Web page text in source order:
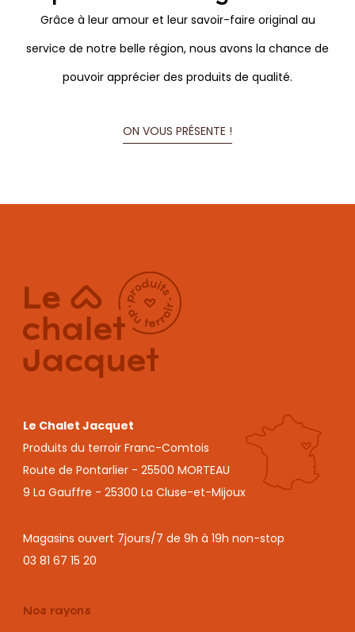
Grâce à leur amour et leur savoir-faire original au
service de notre belle région, nous avons la chance de
pouvoir apprécier des produits de qualité.
ON VOUS PRÉSENTE !
Le Chalet Jacquet
Produits du terroir Franc-Comtois
Route de Pontarlier - 25500 MORTEAU
9 La Gauffre - 25300 La Cluse-et-Mijoux
Magasins ouvert 7jours/7 de 9h à 19h non-stop
03 81 67 15 20
Nos rayons